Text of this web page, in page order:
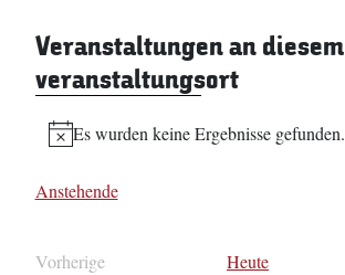
Veranstaltungen an diesem
veranstaltungsort
Hinweis
Es wurden keine Ergebnisse gefunden.
Anstehende
Vorherige
Heute